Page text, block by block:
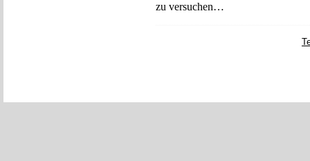
zu versuchen…